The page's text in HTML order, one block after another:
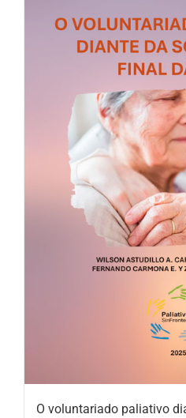
O voluntariado paliativo